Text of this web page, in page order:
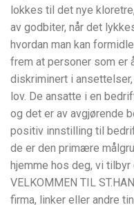
lokkes til det nye
av godbiter, når det
hvordan man kan
frem at personer som er
diskriminert i
lov. De ansatte i en
og det er av avgjørende
positiv innstilling til
de er den primære
hjemme hos deg, vi tilbyr
VELKOMMEN TIL
firma, linker eller andre